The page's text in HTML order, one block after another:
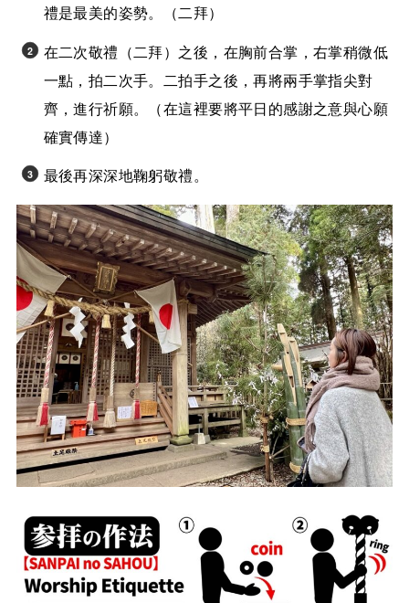
禮是最美的姿勢。（二拜）
在二次敬禮（二拜）之後，在胸前合掌，右掌稍微低
一點，拍二次手。二拍手之後，再將兩手掌指尖對
齊，進行祈願。（在這裡要將平日的感謝之意與心願
確實傳達）
最後再深深地鞠躬敬禮。